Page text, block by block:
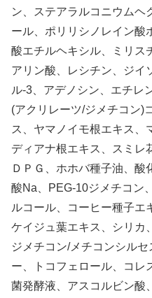
ン、ステアラルコニウムヘ
ール、ポリリシノレイン酸
酸エチルヘキシル、ミリス
アリン酸、レシチン、ジイ
ル-3、アデノシン、エチレ
(アクリレーツ/ジメチコン)
ス、ヤマノイモ根エキス、
ディアナ根エキス、スミレ
ＤＰＧ、ホホバ種子油、酸
酸Na、PEG-10ジメチコン
ルコール、コーヒー種子エ
ケイジュ葉エキス、シリカ
ジメチコン/メチコンシル
ー、トコフェロール、コレ
菌発酵液、アスコルビン酸